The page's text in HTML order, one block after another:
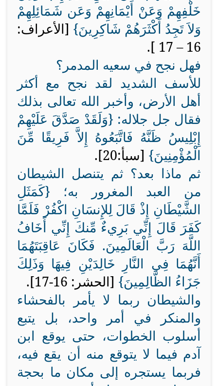
خَلْفِهِمْ وَعَنْ أَيْمَانِهِمْ وَعَن شَمَائِلِهِمْ
وَلاَ تَجِدُ أَكْثَرَهُمْ شَاكِرِينَ} [الأعراف:
16 – 17 ].
فهل نجح في سعيه المدمر؟
للأسف الشديد لقد نجح مع أكثر
أهل الأرض، وأخبر الله تعالى بذلك
فقال جل جلاله: {وَلَقَدْ صَدَّقَ عَلَيْهِمْ
إِبْلِيسُ ظَنَّهُ فَاتَّبَعُوهُ إِلاَّ فَرِيقًا مِّنَ
الْمُؤْمِنِينَ} [سبأ:20].
ثم ماذا بعد؟ ثم يتنصل الشيطان
من العبد المغرور به؛ {كَمَثَلِ
الشَّيْطَانِ إِذْ قَالَ لِلإِنسَانِ اكْفُرْ فَلَمَّا
كَفَرَ قَالَ إِنِّي بَرِيءٌ مِّنكَ إِنِّي أَخَافُ
اللَّهَ رَبَّ الْعَالَمِينَ. فَكَانَ عَاقِبَتَهُمَا
أَنَّهُمَا فِي النَّارِ خَالِدَيْنِ فِيهَا وَذَلِكَ
جَزَاءُ الظَّالِمِينَ} [الحشر: 16-17].
والشيطان ربما لا يأمر بالفحشاء
والمنكر في أمر واحد، بل يتبع
أسلوب الخطوات، حتى يوقع ابن
آدم فيما لا يتوقع منه أن يقع فيه،
فربما يستجره إلى مكان ما بحجة